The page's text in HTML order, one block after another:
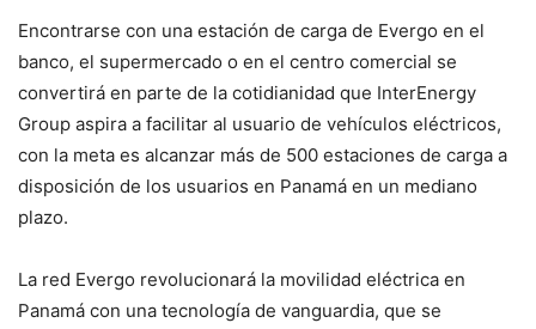
Encontrarse con una estación de carga de Evergo en el
banco, el supermercado o en el centro comercial se
convertirá en parte de la cotidianidad que InterEnergy
Group aspira a facilitar al usuario de vehículos eléctricos,
con la meta es alcanzar más de 500 estaciones de carga a
disposición de los usuarios en Panamá en un mediano
plazo.
La red Evergo revolucionará la movilidad eléctrica en
Panamá con una tecnología de vanguardia, que se